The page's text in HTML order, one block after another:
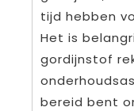
tijd hebben
Het is
gordijnstof
bereid bent